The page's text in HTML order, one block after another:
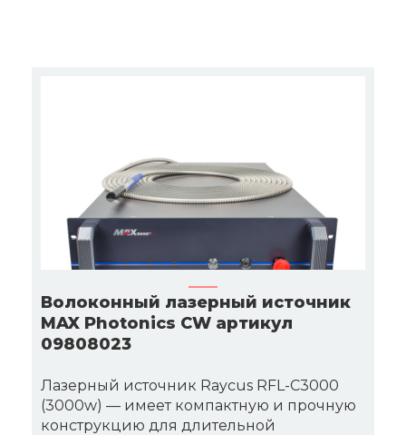
Волоконный лазерный источник
MAX Photonics CW артикул
09808023
Лазерный источник Raycus RFL-C3000
(3000w) — имеет компактную и прочную
конструкцию для длительной